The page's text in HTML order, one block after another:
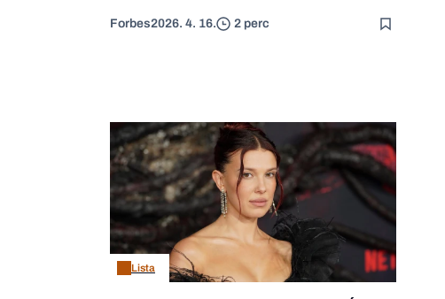
Forbes2026. 4. 16. 2 perc
Lista